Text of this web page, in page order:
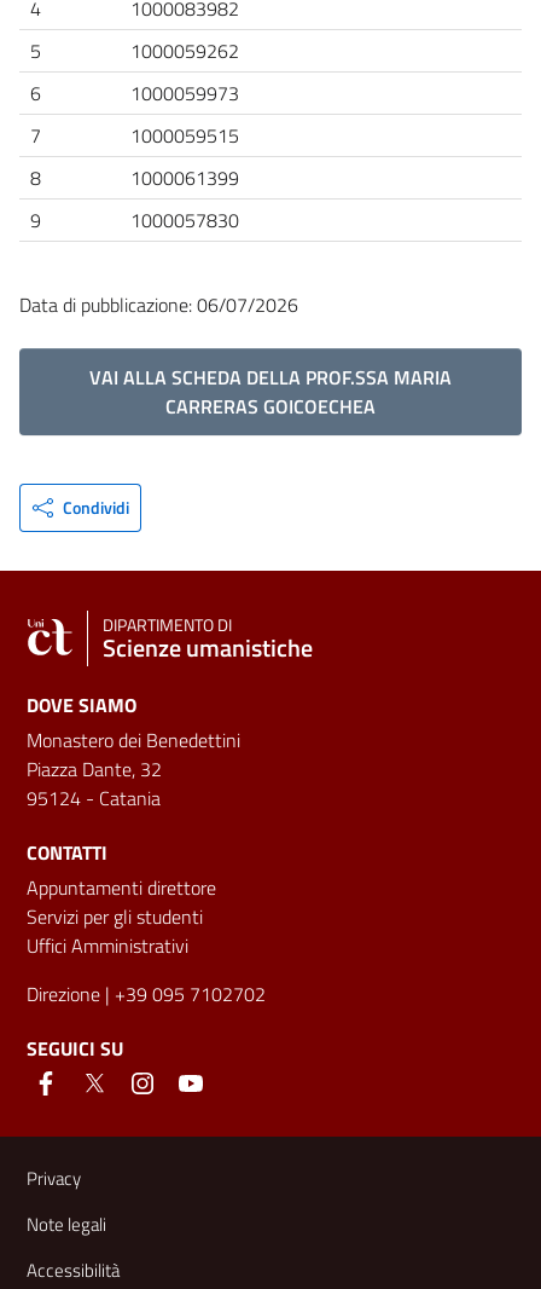
4
1000083982
5
1000059262
6
1000059973
7
1000059515
8
1000061399
9
1000057830
Data di pubblicazione: 06/07/2026
VAI ALLA SCHEDA DELLA PROF.SSA MARIA
CARRERAS GOICOECHEA
Condividi
DIPARTIMENTO DI
Scienze umanistiche
DOVE SIAMO
Monastero dei Benedettini
Piazza Dante, 32
95124 - Catania
CONTATTI
Appuntamenti direttore
Servizi per gli studenti
Uffici Amministrativi
Direzione | +39 095 7102702
SEGUICI SU
Link e informazioni utili
Privacy
Note legali
Accessibilità